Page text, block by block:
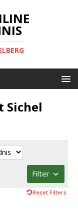
Sichel
Filter
Reset Filters